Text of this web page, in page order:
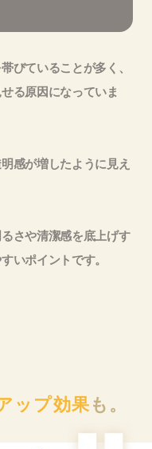
びていることが多く、
る原因になっていま
感が増したように見え
さや清潔感を底上げす
いポイントです。
ップ効果も。